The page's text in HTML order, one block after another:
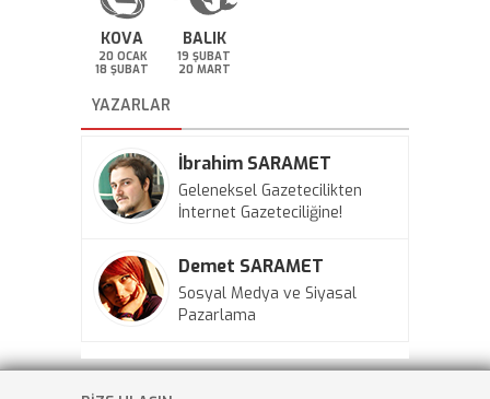
KOVA
20 OCAK
18 ŞUBAT
BALIK
19 ŞUBAT
20 MART
YAZARLAR
İbrahim SARAMET
Geleneksel Gazetecilikten
İnternet Gazeteciliğine!
Demet SARAMET
Sosyal Medya ve Siyasal
Pazarlama